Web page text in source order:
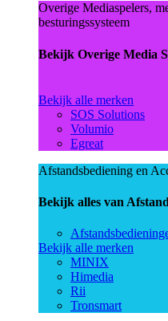
Overige Mediaspelers,
besturingssysteem
Bekijk Overige Media
Bekijk alle merken
SOS Solutions
Volumio
Egreat
Afstandsbediening en
Bekijk alles van
Bekijk alle merken
MINIX
Himedia
Rii
Tronsmart